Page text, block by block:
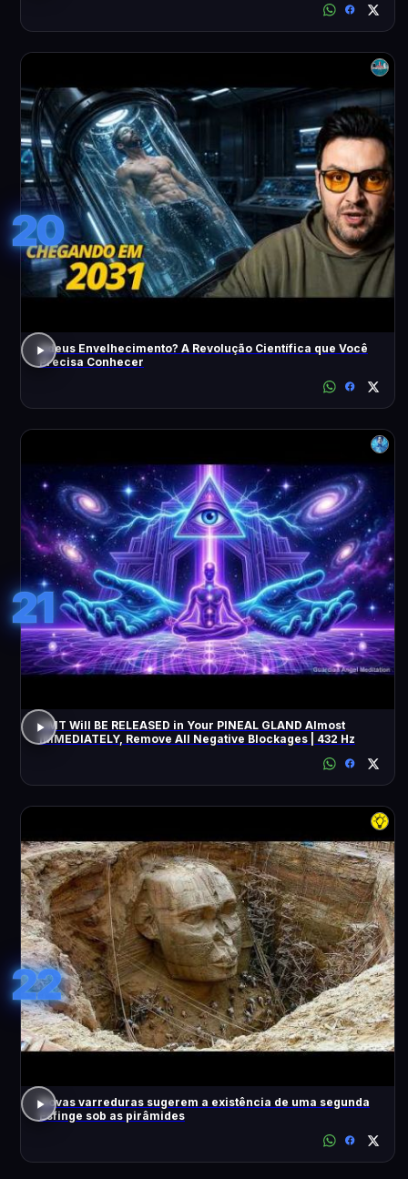
20
Adeus Envelhecimento? A Revolução Científica que Você
Precisa Conhecer
21
DMT Will BE RELEASED in Your PINEAL GLAND Almost
IMMEDIATELY, Remove All Negative Blockages | 432 Hz
22
Novas varreduras sugerem a existência de uma segunda
Esfinge sob as pirâmides